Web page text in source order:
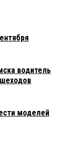
водитель
моделей